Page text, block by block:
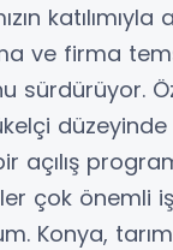
ve firma
sürdürüyor.
açılış
çok önemli
Konya,